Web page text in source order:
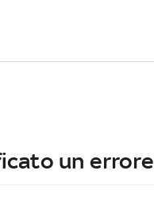
un errore